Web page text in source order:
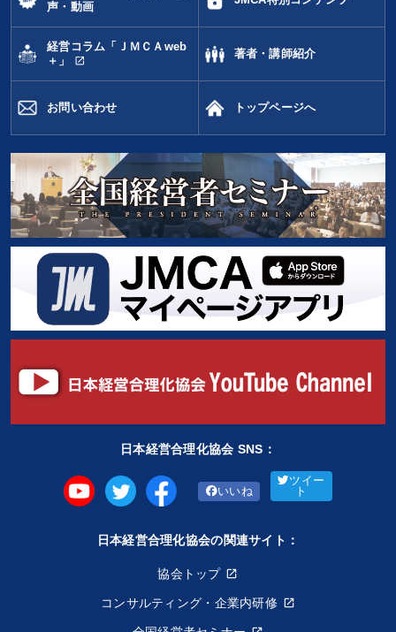
声・動画
経営コラム「ＪＭＣＡweb
＋」
open_in_new
著者・講師紹介
お問い合わせ トップページへ
日本経営合理化協会 SNS：
いいね
ツイー
ト
日本経営合理化協会の関連サイト：
協会トップ
コンサルティング・企業内研修